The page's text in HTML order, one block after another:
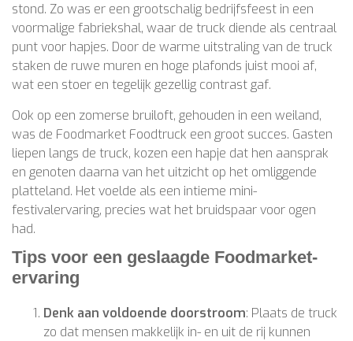
stond. Zo was er een grootschalig bedrijfsfeest in een
voormalige fabriekshal, waar de truck diende als centraal
punt voor hapjes. Door de warme uitstraling van de truck
staken de ruwe muren en hoge plafonds juist mooi af,
wat een stoer en tegelijk gezellig contrast gaf.
Ook op een zomerse bruiloft, gehouden in een weiland,
was de Foodmarket Foodtruck een groot succes. Gasten
liepen langs de truck, kozen een hapje dat hen aansprak
en genoten daarna van het uitzicht op het omliggende
platteland. Het voelde als een intieme mini-
festivalervaring, precies wat het bruidspaar voor ogen
had.
Tips voor een geslaagde Foodmarket-
ervaring
Denk aan voldoende doorstroom: Plaats de truck
zo dat mensen makkelijk in- en uit de rij kunnen